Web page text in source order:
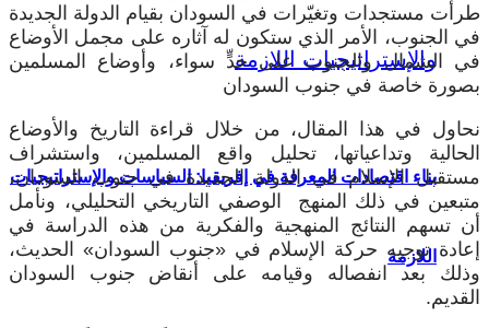
بناء اقتصادات المعرفة في إفريقيا: السياسات والإستراتيجيات
اللازمة
طرأت مستجدات وتغيّرات في السودان بقيام الدولة الجديدة
في الجنوب، الأمر الذي ستكون له آثاره على مجمل الأوضاع
في الشمال والجنوب على حدٍّ سواء، وأوضاع المسلمين
بصورة خاصة في جنوب السودان
نحاول في هذا المقال، من خلال قراءة التاريخ والأوضاع
الحالية وتداعياتها، تحليل واقع المسلمين، واستشراف
مستقبل الإسلام في الدولة الجديدة في جنوب السودان،
متبعين في ذلك المنهج الوصفي التاريخي التحليلي، ونأمل
أن تسهم النتائج المنهجية والفكرية من هذه الدراسة في
إعادة توجيه حركة الإسلام في «جنوب السودان» الحديث،
وذلك بعد انفصاله وقيامه على أنقاض جنوب السودان
القديم.